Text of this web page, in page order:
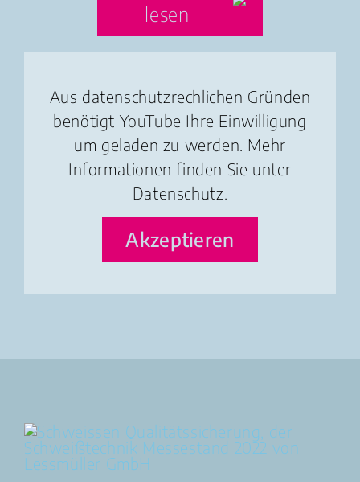
lesen
Aus datenschutzrechlichen Gründen
benötigt YouTube Ihre Einwilligung
um geladen zu werden. Mehr
Informationen finden Sie unter
Datenschutz
Akzeptieren